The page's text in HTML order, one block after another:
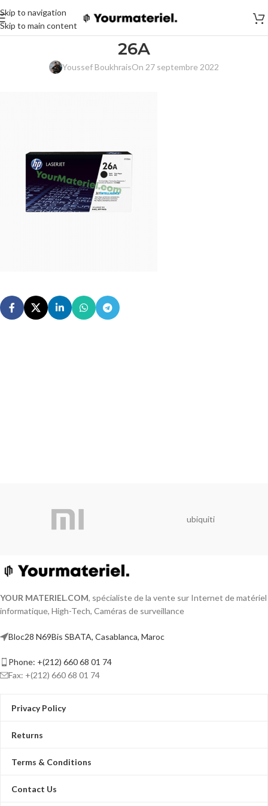
Skip to navigation
Skip to main content
26A
Youssef BoukhraisOn 27 septembre 2022
ubiquiti
YOUR MATERIEL.COM, spécialiste de la vente sur Internet de matériel
informatique, High-Tech, Caméras de surveillance
Bloc28 N69Bis SBATA, Casablanca, Maroc
Phone: +(212) 660 68 01 74
Fax: +(212) 660 68 01 74
Privacy Policy
Returns
Terms & Conditions
Contact Us